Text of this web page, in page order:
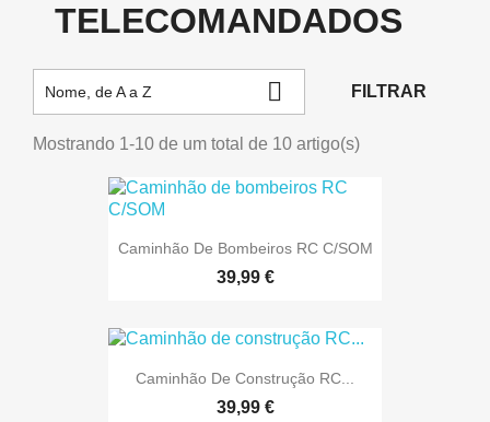
TELECOMANDADOS
Nome, de A a Z  FILTRAR
Mostrando 1-10 de um total de 10 artigo(s)
Caminhão De Bombeiros RC C/SOM
39,99 €
Caminhão De Construção RC...
39,99 €